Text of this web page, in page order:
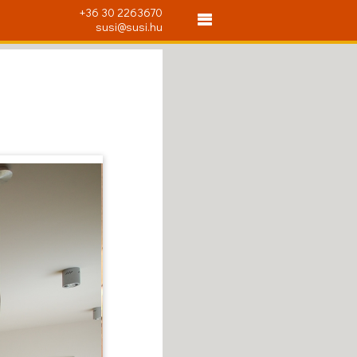
+36 30 2263670
susi@susi.hu